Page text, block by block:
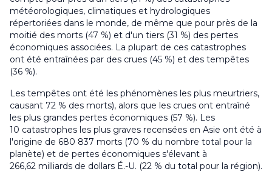
météorologiques, climatiques et hydrologiques
répertoriées dans le monde, de même que pour près de la
moitié des morts (47 %) et d'un tiers (31 %) des pertes
économiques associées. La plupart de ces catastrophes
ont été entraînées par des crues (45 %) et des tempêtes
(36 %).
Les tempêtes ont été les phénomènes les plus meurtriers,
causant 72 % des morts), alors que les crues ont entraîné
les plus grandes pertes économiques (57 %). Les
10 catastrophes les plus graves recensées en Asie ont été à
l'origine de 680 837 morts (70 % du nombre total pour la
planète) et de pertes économiques s'élevant à
266,62 milliards de dollars É.-U. (22 % du total pour la région).